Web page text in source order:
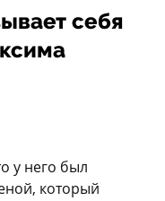
себя
у него был
который